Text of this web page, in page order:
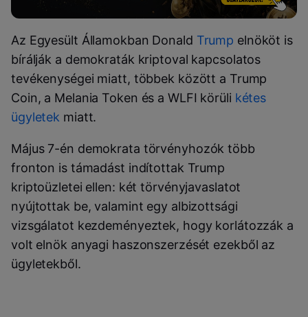
Az Egyesült Államokban Donald Trump elnököt is
bírálják a demokraták kriptoval kapcsolatos
tevékenységei miatt, többek között a Trump
Coin, a Melania Token és a WLFI körüli kétes
ügyletek miatt.
Május 7-én demokrata törvényhozók több
fronton is támadást indítottak Trump
kriptoüzletei ellen: két törvényjavaslatot
nyújtottak be, valamint egy albizottsági
vizsgálatot kezdeményeztek, hogy korlátozzák a
volt elnök anyagi haszonszerzését ezekből az
ügyletekből.